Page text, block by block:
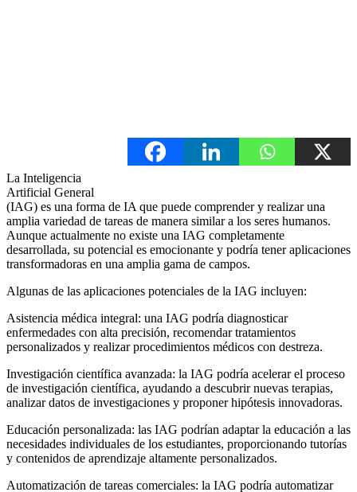
La Inteligencia
Artificial General
(IAG) es una forma de IA que puede comprender y realizar una
amplia variedad de tareas de manera similar a los seres humanos.
Aunque actualmente no existe una IAG completamente
desarrollada, su potencial es emocionante y podría tener aplicaciones
transformadoras en una amplia gama de campos.
Algunas de las aplicaciones potenciales de la IAG incluyen:
Asistencia médica integral: una IAG podría diagnosticar
enfermedades con alta precisión, recomendar tratamientos
personalizados y realizar procedimientos médicos con destreza.
Investigación científica avanzada: la IAG podría acelerar el proceso
de investigación científica, ayudando a descubrir nuevas terapias,
analizar datos de investigaciones y proponer hipótesis innovadoras.
Educación personalizada: las IAG podrían adaptar la educación a las
necesidades individuales de los estudiantes, proporcionando tutorías
y contenidos de aprendizaje altamente personalizados.
Automatización de tareas comerciales: la IAG podría automatizar